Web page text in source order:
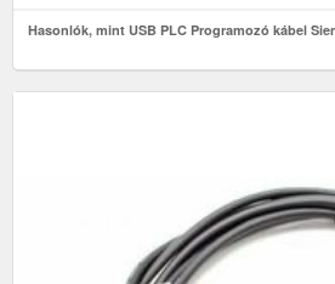
Hasonlók, mint USB PLC Programozó kábel